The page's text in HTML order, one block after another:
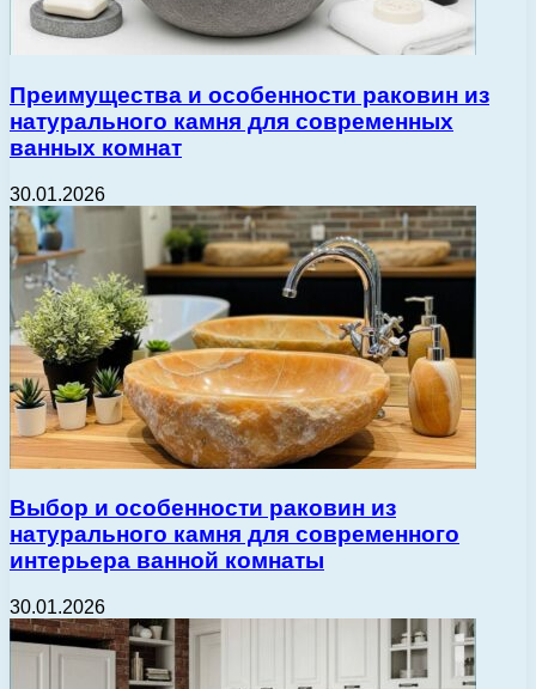
Преимущества и особенности раковин из
натурального камня для современных
ванных комнат
30.01.2026
Выбор и особенности раковин из
натурального камня для современного
интерьера ванной комнаты
30.01.2026